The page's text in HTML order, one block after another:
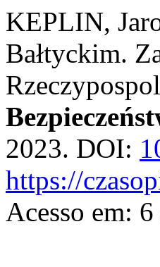
KEPLIN,
Bałtyckim.
2023. DOI:
https://
Acesso em: